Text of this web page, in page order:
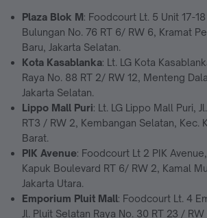
Plaza Blok M: Foodcourt Lt. 5 Unit 17-
Bulungan No. 76 RT 6/ RW 6, Kramat
Baru, Jakarta Selatan.
Kota Kasablanka: Lt. LG Kota
Raya No. 88 RT 2/ RW 12, Menteng
Jakarta Selatan.
Lippo Mall Puri: Lt. LG Lippo Mall Puri,
RT3 / RW 2, Kembangan Selatan, Kec.
Barat.
PIK Avenue: Foodcourt Lt 2 PIK
Kapuk Boulevard RT 6/ RW 2, Kamal
Jakarta Utara.
Emporium Pluit Mall: Foodcourt Lt. 4
Jl. Pluit Selatan Raya No. 30 RT 23 /